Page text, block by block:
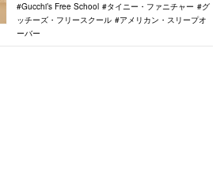
Gucchi’s Free School
タイニー・ファニチャー
グ
ッチーズ・フリースクール
アメリカン・スリープオ
ーバー